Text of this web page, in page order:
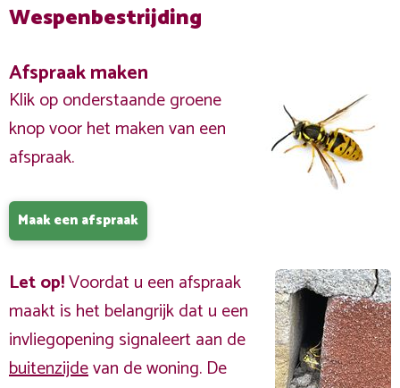
Wespenbestrijding
Afspraak maken
Klik op onderstaande groene
knop voor het maken van een
afspraak.
Maak een afspraak
Let op!Voordat u een afspraak
maakt is het belangrijk dat u een
invliegopening signaleert aan de
buitenzijdevan de woning. De